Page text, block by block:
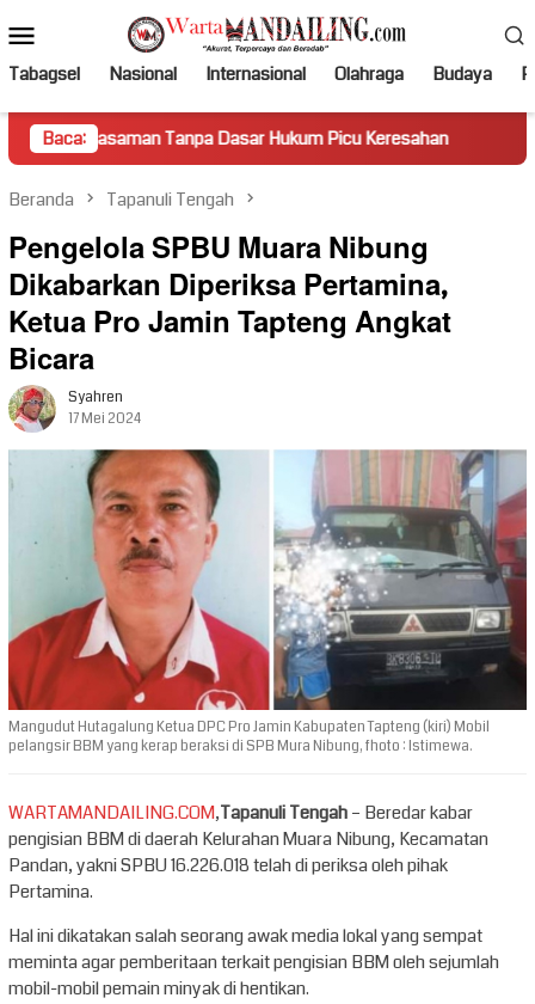
ke
kontenMobile
Tabagsel Nasional Internasional Olahraga Budaya
Baca:
Tanpa Dasar Hukum Picu Keresahan Truk Miring
Beranda Tapanuli Tengah
Pengelola SPBU Muara Nibung
Dikabarkan Diperiksa Pertamina,
Ketua Pro Jamin Tapteng Angkat
Bicara
Syahren
17 Mei 2024
Mangudut Hutagalung Ketua DPC Pro Jamin Kabupaten Tapteng (kiri) Mobil
pelangsir BBM yang kerap beraksi di SPB Mura Nibung, fhoto : Istimewa.
WARTAMANDAILING.COM,Tapanuli Tengah– Beredar kabar
pengisian BBM di daerah Kelurahan Muara Nibung, Kecamatan
Pandan, yakni SPBU 16.226.018 telah di periksa oleh pihak
Pertamina.
Hal ini dikatakan salah seorang awak media lokal yang sempat
meminta agar pemberitaan terkait pengisian BBM oleh sejumlah
mobil-mobil pemain minyak di hentikan.